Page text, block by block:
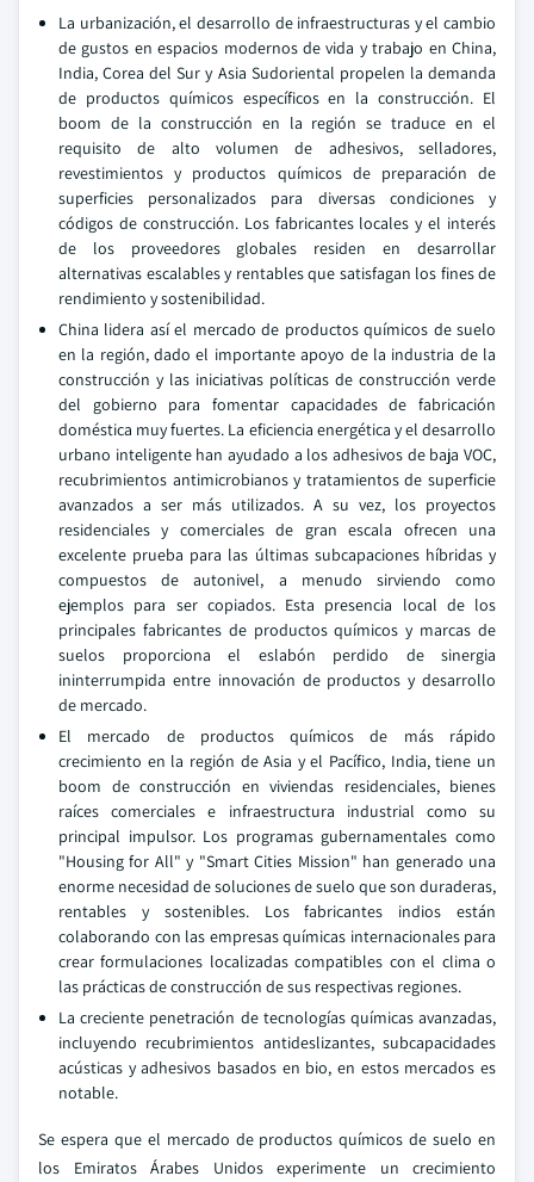
La urbanización, el desarrollo de infraestructuras y el cambio
de gustos en espacios modernos de vida y trabajo en China,
India, Corea del Sur y Asia Sudoriental propelen la demanda
de productos químicos específicos en la construcción. El
boom de la construcción en la región se traduce en el
requisito de alto volumen de adhesivos, selladores,
revestimientos y productos químicos de preparación de
superficies personalizados para diversas condiciones y
códigos de construcción. Los fabricantes locales y el interés
de los proveedores globales residen en desarrollar
alternativas escalables y rentables que satisfagan los fines de
rendimiento y sostenibilidad.
China lidera así el mercado de productos químicos de suelo
en la región, dado el importante apoyo de la industria de la
construcción y las iniciativas políticas de construcción verde
del gobierno para fomentar capacidades de fabricación
doméstica muy fuertes. La eficiencia energética y el desarrollo
urbano inteligente han ayudado a los adhesivos de baja VOC,
recubrimientos antimicrobianos y tratamientos de superficie
avanzados a ser más utilizados. A su vez, los proyectos
residenciales y comerciales de gran escala ofrecen una
excelente prueba para las últimas subcapaciones híbridas y
compuestos de autonivel, a menudo sirviendo como
ejemplos para ser copiados. Esta presencia local de los
principales fabricantes de productos químicos y marcas de
suelos proporciona el eslabón perdido de sinergia
ininterrumpida entre innovación de productos y desarrollo
de mercado.
El mercado de productos químicos de más rápido
crecimiento en la región de Asia y el Pacífico, India, tiene un
boom de construcción en viviendas residenciales, bienes
raíces comerciales e infraestructura industrial como su
principal impulsor. Los programas gubernamentales como
"Housing for All" y "Smart Cities Mission" han generado una
enorme necesidad de soluciones de suelo que son duraderas,
rentables y sostenibles. Los fabricantes indios están
colaborando con las empresas químicas internacionales para
crear formulaciones localizadas compatibles con el clima o
las prácticas de construcción de sus respectivas regiones.
La creciente penetración de tecnologías químicas avanzadas,
incluyendo recubrimientos antideslizantes, subcapacidades
acústicas y adhesivos basados en bio, en estos mercados es
notable.
Se espera que el mercado de productos químicos de suelo en
los Emiratos Árabes Unidos experimente un crecimiento